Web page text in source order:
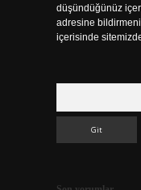
düşündüğünüz
adresine
içerisinde